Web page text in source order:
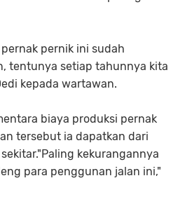
pernik ini sudah
tentunya setiap tahunnya kita
kepada wartawan.
biaya produksi pernak
tersebut ia dapatkan dari
kekurangannya
para penggunan jalan ini,"